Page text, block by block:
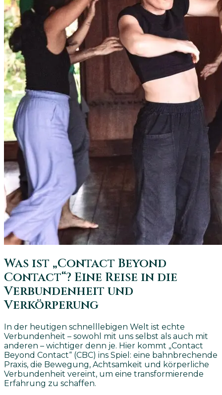
Was ist „Contact Beyond
Contact“? Eine Reise in die
Verbundenheit und
Verkörperung
In der heutigen schnelllebigen Welt ist echte
Verbundenheit – sowohl mit uns selbst als auch mit
anderen – wichtiger denn je. Hier kommt „Contact
Beyond Contact“ (CBC) ins Spiel: eine bahnbrechende
Praxis, die Bewegung, Achtsamkeit und körperliche
Verbundenheit vereint, um eine transformierende
Erfahrung zu schaffen.